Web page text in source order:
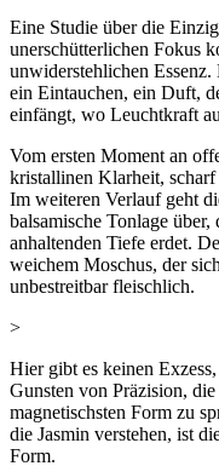
Eine Studie über die
unerschütterlichen Fokus
unwiderstehlichen
ein Eintauchen, ein Duft,
einfängt, wo Leuchtkraft
Vom ersten Moment an
kristallinen Klarheit,
Im weiteren Verlauf geht
balsamische Tonlage
anhaltenden Tiefe erdet.
weichem Moschus, der
unbestreitbar fleischlich.
>
Hier gibt es keinen
Gunsten von Präzision,
magnetischsten Form zu
die Jasmin verstehen, ist
Form.